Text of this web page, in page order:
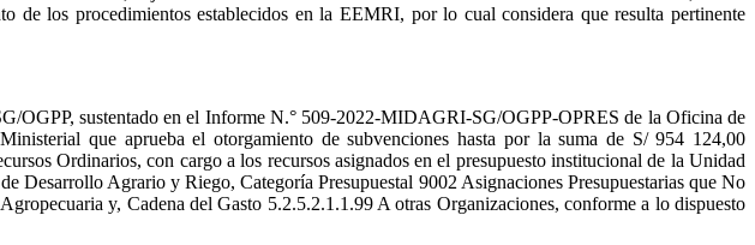
los procedimientos establecidos en la EEMRI, por lo cual considera que resulta pertinente
OGPP, sustentado en el Informe N.° 509-2022-MIDAGRI-SG/OGPP-OPRES de la Oficina de
que aprueba el otorgamiento de subvenciones hasta por la suma de S/ 954 124,00
Ordinarios, con cargo a los recursos asignados en el presupuesto institucional de la Unidad
Agrario y Riego, Categoría Presupuestal 9002 Asignaciones Presupuestarias que No
y, Cadena del Gasto 5.2.5.2.1.1.99 A otras Organizaciones, conforme a lo dispuesto